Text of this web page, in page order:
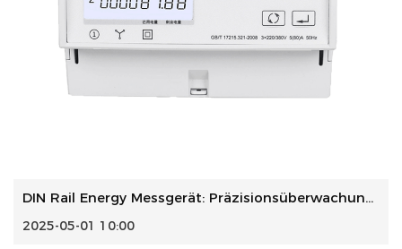
DIN Rail Energy Messgerät: Präzisionsüberwachung für moder...
2025-05-01 10:00